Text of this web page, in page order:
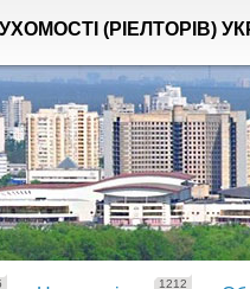
(РІЕЛТОРІВ)
1212